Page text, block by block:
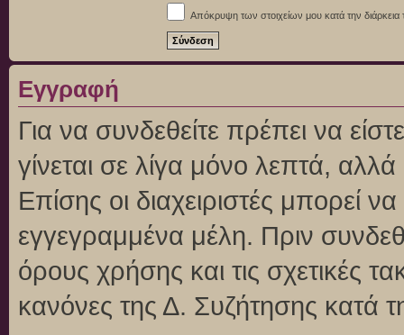
Απόκρυψη των στοιχείων μου κατά την διάρκεια
Εγγραφή
Για να συνδεθείτε πρέπει να
γίνεται σε λίγα μόνο λεπτά,
Επίσης οι διαχειριστές μπορεί
εγγεγραμμένα μέλη. Πριν
όρους χρήσης και τις σχετικές
κανόνες της Δ. Συζήτησης κατά